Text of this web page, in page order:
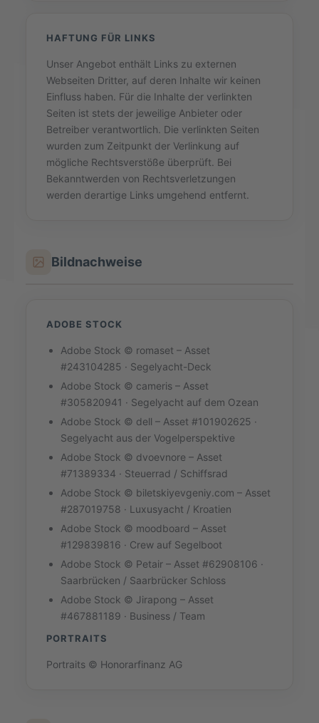
HAFTUNG FÜR LINKS
Unser Angebot enthält Links zu externen
Webseiten Dritter, auf deren Inhalte wir keinen
Einfluss haben. Für die Inhalte der verlinkten
Seiten ist stets der jeweilige Anbieter oder
Betreiber verantwortlich. Die verlinkten Seiten
wurden zum Zeitpunkt der Verlinkung auf
mögliche Rechtsverstöße überprüft. Bei
Bekanntwerden von Rechtsverletzungen
werden derartige Links umgehend entfernt.
Bildnachweise
ADOBE STOCK
Adobe Stock © romaset – Asset
#243104285 · Segelyacht-Deck
Adobe Stock © cameris – Asset
#305820941 · Segelyacht auf dem Ozean
Adobe Stock © dell – Asset #101902625 ·
Segelyacht aus der Vogelperspektive
Adobe Stock © dvoevnore – Asset
#71389334 · Steuerrad / Schiffsrad
Adobe Stock © biletskiyevgeniy.com – Asset
#287019758 · Luxusyacht / Kroatien
Adobe Stock © moodboard – Asset
#129839816 · Crew auf Segelboot
Adobe Stock © Petair – Asset #62908106 ·
Saarbrücken / Saarbrücker Schloss
Adobe Stock © Jirapong – Asset
#467881189 · Business / Team
PORTRAITS
Portraits © Honorarfinanz AG